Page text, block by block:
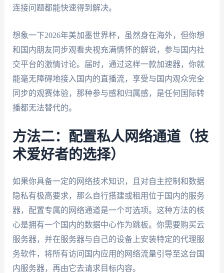
连接问题都能快速得到解决。
想象一下2026年美加墨世界杯，虽然身在海外，但你想
和国内朋友同步观看央视充满情怀的解说，参与国内社
交平台的激情讨论。届时，通过这样一款加速器，你就
能毫无障碍地接入国内的直播流，享受与国内观众完全
同步的观赛体验，那种参与感和归属感，是任何国际转
播都无法替代的。
方法二：配置私人网络通道（技
术爱好者的选择）
如果你具备一定的网络技术知识，且对自主控制和数据
隐私有极高要求，那么自行搭建或租用位于国内的服务
器，配置专属的网络通道是一个可选项。这种方法的核
心是拥有一个国内的数据中心作为跳板。你需要购买云
服务器，并在服务器与自己的设备上安装特定的代理服
务软件，将所有访问国内应用的网络流量引导至这台国
内服务器，再由它去请求目标内容。